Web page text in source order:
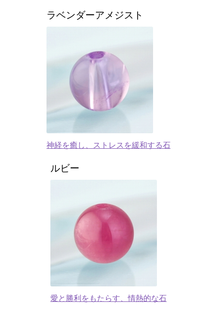
ラベンダーアメジスト
神経を癒し、ストレスを緩和する石
ルビー
愛と勝利をもたらす、情熱的な石